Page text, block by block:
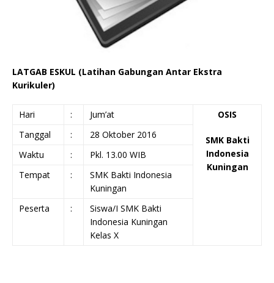
LATGAB ESKUL (Latihan Gabungan Antar Ekstra
Kurikuler)
Hari : Jum’at OSIS
SMK Bakti
Indonesia
Kuningan
Tanggal :
28 Oktober 2016
Waktu
:
Pkl. 13.00 WIB
Tempat
:
SMK Bakti Indonesia
Kuningan
Peserta
:
Siswa/I SMK Bakti
Indonesia Kuningan
Kelas X